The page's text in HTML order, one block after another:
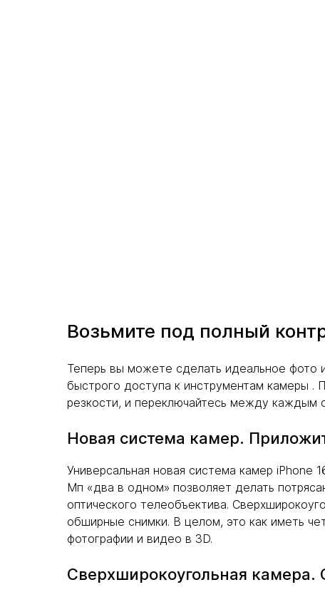
Возьмите под полный
Теперь вы можете сделать идеальное фото
быстрого доступа к инструментам камеры .
резкости, и переключайтесь между каждым
Новая система камер.
Универсальная новая система камер iPhone
Мп «два в одном» позволяет делать
оптического телеобъектива.
обширные снимки. В целом, это как иметь
фотографии и видео в 3D.
Сверхширокоугольная камера.